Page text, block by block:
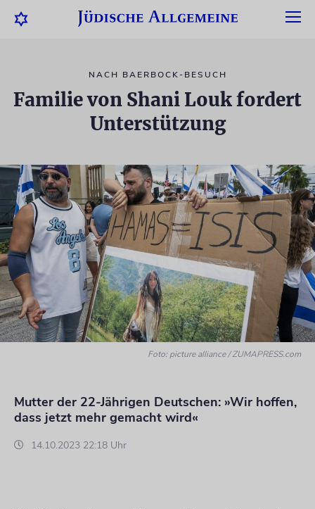
NACH BAERBOCK-BESUCH
Familie von Shani Louk fordert
Unterstützung
Foto: picture alliance / ZUMAPRESS.com
Mutter der 22-Jährigen Deutschen: »Wir hoffen,
dass jetzt mehr gemacht wird«
14.10.2023 22:18 Uhr